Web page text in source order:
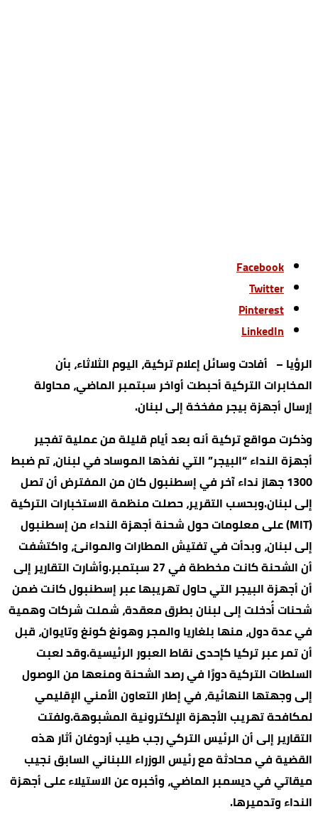
Facebook
Twitter
Pinterest
LinkedIn
الرؤيا – أفادت وسائل إعلام تركية، اليوم الثلاثاء، بأن
المخابرات التركية أحبطت أواخر سبتمبر الماضي، محاولة
إرسال أجهزة بيجر مفخخة إلى لبنان.
وذكرت مواقع تركية أنه بعد أيام قليلة من عملية تفجير
أجهزة النداء “البيجر” التي نفذها الموساد في لبنان، تم ضبط
1300 جهاز نداء آخر في إسطنبول كان من المفترض أن تصل
إلى لبنان.وبحسب التقرير، حصلت منظمة الاستخبارات التركية
(MIT) على معلومات حول شحنة أجهزة النداء من إسطنبول
إلى لبنان، وبدأت في تفتيش المطارات والموانئ، واكتشفت
أن الشحنة كانت مخططة في 27 سبتمبر.وأشارت التقارير إلى
أن أجهزة البيجر التي حاول تهريبها عبر إسطنبول كانت ضمن
شحنات أُدخلت إلى لبنان بطرق معقدة، شملت شركات وهمية
في عدة دول، منها بلغاريا والمجر وهونغ كونغ وتايوان، قبل
أن تمر عبر تركيا كإحدى نقاط العبور الرئيسية.وقد لعبت
السلطات التركية دورًا في رصد الشحنة ومنعها من الوصول
إلى وجهتها النهائية، في إطار التعاون الأمني الإقليمي
لمكافحة تهريب الأجهزة الإلكترونية المشبوهة.ولفتت
التقارير إلى أن الرئيس التركي رجب طيب أردوغان أثار هذه
القضية في محادثة مع رئيس الوزراء اللبناني السابق نجيب
ميقاتي في ديسمبر الماضي، وأخبره عن الاستيلاء على أجهزة
النداء وتدميرها.